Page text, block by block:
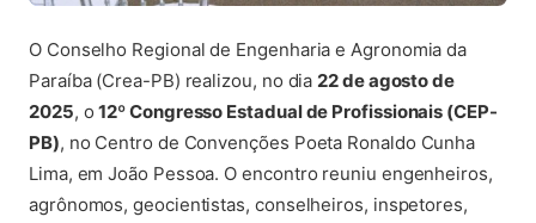
O Conselho Regional de Engenharia e Agronomia da
Paraíba (Crea-PB) realizou, no dia22 de agosto de
2025, o12º Congresso Estadual de Profissionais (CEP-
PB), no Centro de Convenções Poeta Ronaldo Cunha
Lima, em João Pessoa. O encontro reuniu engenheiros,
agrônomos, geocientistas, conselheiros, inspetores,